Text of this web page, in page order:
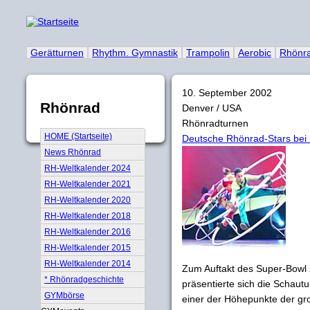
Gerätturnen Rhythm. Gymnastik Trampolin Aerobic
Rhönrad
HOME (Startseite)
News Rhönrad
RH-Weltkalender 2024
RH-Weltkalender 2021
RH-Weltkalender 2020
RH-Weltkalender 2018
RH-Weltkalender 2016
RH-Weltkalender 2015
RH-Weltkalender 2014
* Rhönradgeschichte
GYMbörse
10. September 2002
Denver / USA
Rhönradturnen
Deutsche Rhönrad-Stars bei
Zum Auftakt des Super-
präsentierte sich die
einer der Höhepunkte der